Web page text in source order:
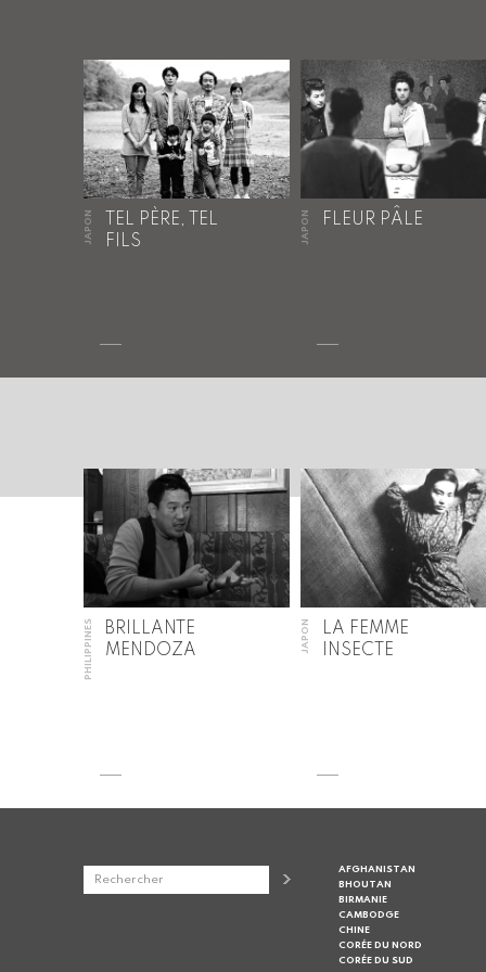
JAPON
TEL PÈRE, TEL
FILS
JAPON FLEUR PÂLE
PHILIPPINES
BRILLANTE
MENDOZA
JAPON
LA FEMME
INSECTE
AFGHANISTAN
BHOUTAN
BIRMANIE
CAMBODGE
CHINE
CORÉE DU NORD
CORÉE DU SUD